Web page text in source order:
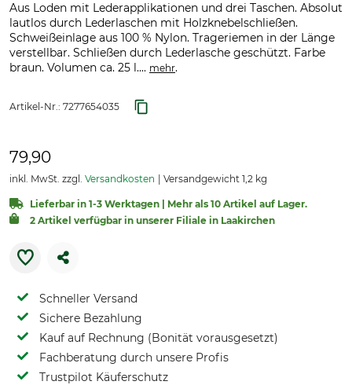
Aus Loden mit Lederapplikationen und drei Taschen. Absolut
lautlos durch Lederlaschen mit Holzknebelschließen.
Schweißeinlage aus 100 % Nylon. Trageriemen in der Länge
verstellbar. Schließen durch Lederlasche geschützt. Farbe
braun. Volumen ca. 25 l.... mehr.
Artikel-Nr.: 7277654035
79,90
inkl. MwSt. zzgl. Versandkosten Versandgewicht 1,2 kg
Lieferbar in 1-3 Werktagen | Mehr als 10 Artikel auf Lager.
2 Artikel verfügbar in unserer Filiale in Laakirchen
Schneller Versand
Sichere Bezahlung
Kauf auf Rechnung (Bonität vorausgesetzt)
Fachberatung durch unsere Profis
Trustpilot Käuferschutz